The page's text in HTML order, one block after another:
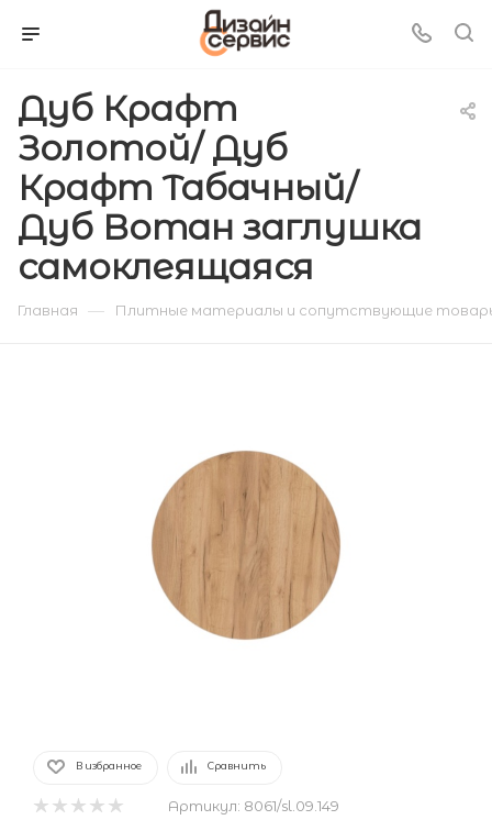
Дуб Крафт
Золотой/ Дуб
Крафт Табачный/
Дуб Вотан заглушка
самоклеящаяся
Главная — Плитные материалы и сопутствующие
В избранное Сравнить
Артикул: 8061/sl.09.149